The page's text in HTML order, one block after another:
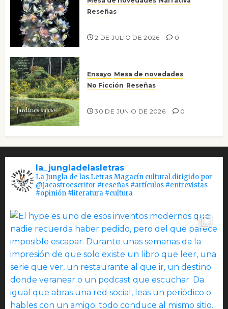
Reseñas
2 DE JULIO DE 2026 0
Ensayo Mesa de novedades
No Ficción Reseñas
30 DE JUNIO DE 2026 0
la_jungladelasletras
La Jungla de las Letras Magacín cultural dirigido por
@jacastroescritor #reseñas #artículos #entrevistas
#opinión #literatura #cultura